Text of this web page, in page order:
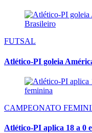
FUTSAL
Atlético-PI goleia
CAMPEONATO
Atlético-PI aplica 18 a 0